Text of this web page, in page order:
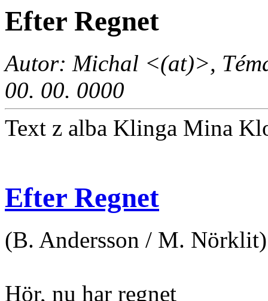
Efter Regnet
Autor: Michal <(at)>,
00. 00. 0000
Text z alba Klinga Mina
Efter Regnet
(B. Andersson / M. Nörklit)
Hör, nu har regnet